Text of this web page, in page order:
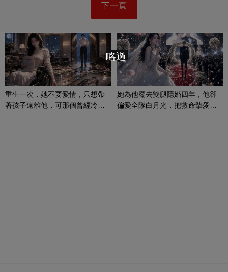
下一頁
重生一次，她不要愛情，只想帶
著孩子遠離他，可那個曾經冷漠
她為他廢去雙腿隱婚四年，他卻
偏愛全隊白月光，把救命摯愛當
略過